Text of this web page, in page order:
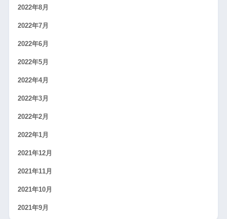
2022年8月
2022年7月
2022年6月
2022年5月
2022年4月
2022年3月
2022年2月
2022年1月
2021年12月
2021年11月
2021年10月
2021年9月